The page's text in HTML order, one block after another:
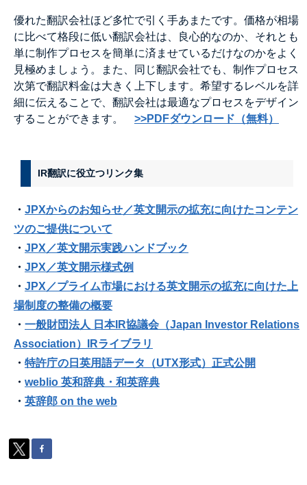
優れた翻訳会社ほど多忙で引く手あまたです。価格が相場
に比べて格段に低い翻訳会社は、良心的なのか、それとも
単に制作プロセスを簡単に済ませているだけなのかをよく
見極めましょう。また、同じ翻訳会社でも、制作プロセス
次第で翻訳料金は大きく上下します。希望するレベルを詳
細に伝えることで、翻訳会社は最適なプロセスをデザイン
することができます。 >>PDFダウンロード（無料）
IR翻訳に役立つリンク集
・ JPXからのお知らせ／英文開示の拡充に向けたコンテン
ツのご提供について
・ JPX／英文開示実践ハンドブック
・ JPX／英文開示様式例
・ JPX／プライム市場における英文開示の拡充に向けた上
場制度の整備の概要
・ 一般財団法人 日本IR協議会（Japan Investor Relations
Association）IRライブラリ
・ 特許庁の日英用語データ（UTX形式）正式公開
・ weblio 英和辞典・和英辞典
・ 英辞郎 on the web